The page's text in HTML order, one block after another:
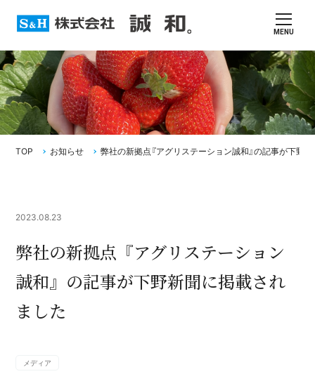
MENU
TOP お知らせ 弊社の新拠点『アグリステーション誠和』の記事が下野
2023.08.23
弊社の新拠点『アグリステーション
誠和』の記事が下野新聞に掲載され
ました
メディア